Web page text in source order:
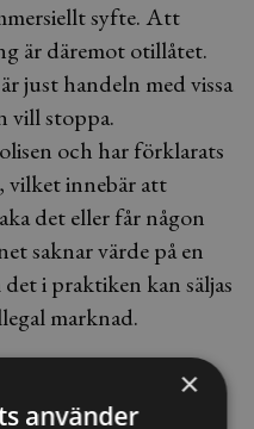
syfte. Att
är däremot otillåtet.
just handeln med vissa
vill stoppa.
och har förklarats
innebär att
det eller får någon
saknar värde på en
i praktiken kan säljas
marknad.
×
använder